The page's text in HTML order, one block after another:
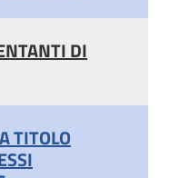
DI
TITOLO